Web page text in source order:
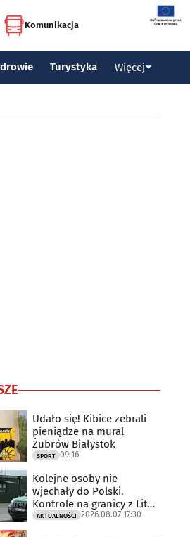
Komunikacja
Turystyka Więcej
Udało się! Kibice zebrali
pieniądze na mural
Żubrów Białystok
SPORT 09:16
Kolejne osoby nie
wjechały do Polski.
Kontrole na granicy z Litwą
trwają
AKTUALNOŚCI 2026.08.07 17:30